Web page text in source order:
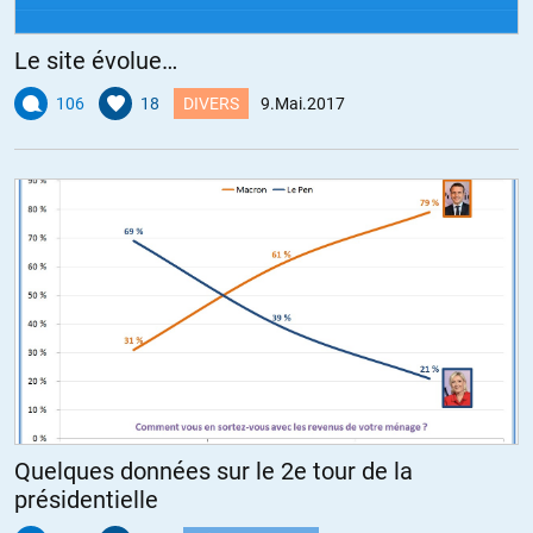
cesser d’être une nation.
La France va être partitionnée en douce et devenir un Liban ou une
de violences, enfin si le plan des mondialiste fonctionne
10.05.2017 à 00h58
Je suis peut être débile mais derrière le sabir pseudo-opérationel je ne
vois rien d’autre (mais absolument rien d’autre) qu’une trahison bien
grosse et bien grasse qui mériterait la geôle pour réponse. Ce ne peut
être QUE cela, de la trahison, tellement le principe en lui même est
Quel est l’intérêt de collecter des milliards de données si on ne peut
les analyser sois même? Autant les laisser dans la nature. Ou bien les
Le site évolue…
106 18 DIVERS 9.Mai.2017
Quelques données sur le 2e tour de la
présidentielle